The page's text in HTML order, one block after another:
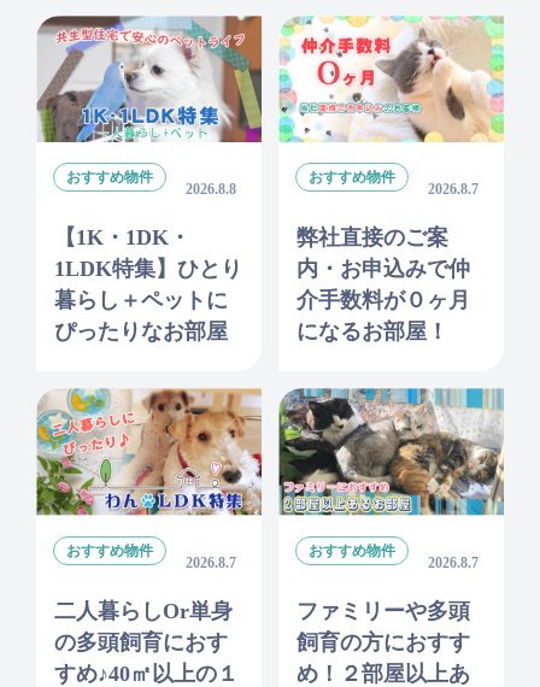
おすすめ物件
2026.8.8
【1K・1DK・
1LDK特集】ひとり
暮らし＋ペットに
ぴったりなお部屋
おすすめ物件
2026.8.7
弊社直接のご案
内・お申込みで仲
介手数料が０ヶ月
になるお部屋！
おすすめ物件
2026.8.7
二人暮らしor単身
の多頭飼育におす
すめ♪40㎡以上の１
おすすめ物件
2026.8.7
ファミリーや多頭
飼育の方におすす
め！２部屋以上あ